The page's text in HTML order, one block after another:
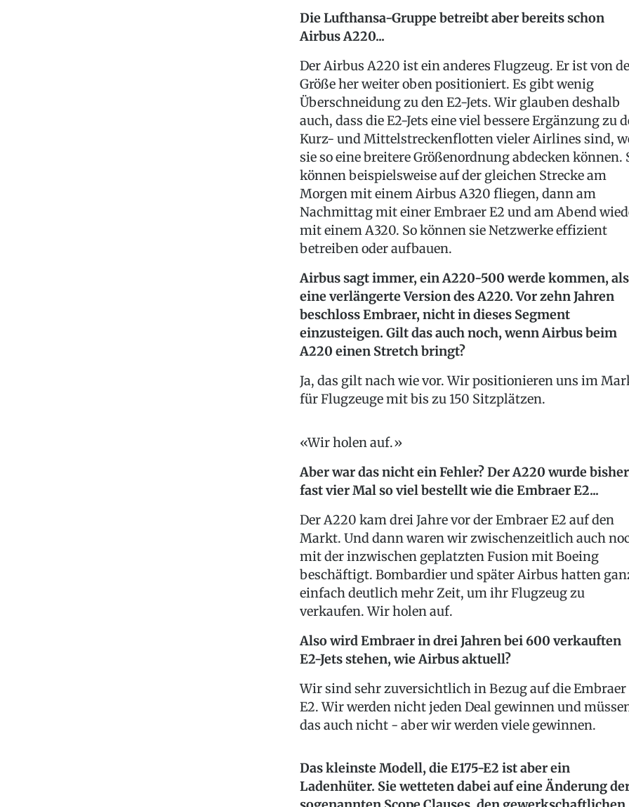
Die Lufthansa-Gruppe betreibt aber bereits schon
Airbus A220...
Der Airbus A220 ist ein anderes Flugzeug. Er ist von
Größe her weiter oben positioniert. Es gibt wenig
Überschneidung zu den E2-Jets. Wir glauben deshalb
auch, dass die E2-Jets eine viel bessere Ergänzung zu
Kurz- und Mittelstreckenflotten vieler Airlines sind,
sie so eine breitere Größenordnung abdecken können.
können beispielsweise auf der gleichen Strecke am
Morgen mit einem Airbus A320 fliegen, dann am
Nachmittag mit einer Embraer E2 und am Abend
mit einem A320. So können sie Netzwerke effizient
betreiben oder aufbauen.
Airbus sagt immer, ein A220-500 werde kommen,
eine verlängerte Version des A220. Vor zehn Jahren
beschloss Embraer, nicht in dieses Segment
einzusteigen. Gilt das auch noch, wenn Airbus beim
A220 einen Stretch bringt?
Ja, das gilt nach wie vor. Wir positionieren uns im
für Flugzeuge mit bis zu 150 Sitzplätzen.
Wir holen auf.
Aber war das nicht ein Fehler? Der A220 wurde bisher
fast vier Mal so viel bestellt wie die Embraer E2...
Der A220 kam drei Jahre vor der Embraer E2 auf den
Markt. Und dann waren wir zwischenzeitlich auch
mit der inzwischen geplatzten Fusion mit Boeing
beschäftigt. Bombardier und später Airbus hatten
einfach deutlich mehr Zeit, um ihr Flugzeug zu
verkaufen. Wir holen auf.
Also wird Embraer in drei Jahren bei 600 verkauften
E2-Jets stehen, wie Airbus aktuell?
Wir sind sehr zuversichtlich in Bezug auf die Embraer
E2. Wir werden nicht jeden Deal gewinnen und
das auch nicht - aber wir werden viele gewinnen.
Das kleinste Modell, die E175-E2 ist aber ein
Ladenhüter. Sie wetteten dabei auf eine Änderung